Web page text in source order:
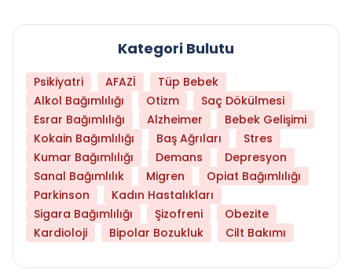
Kategori Bulutu
Psikiyatri AFAZİ
Tüp Bebek
Alkol Bağımlılığı
Otizm
Saç Dökülmesi
Esrar Bağımlılığı
Alzheimer
Bebek Gelişimi
Kokain Bağımlılığı
Baş Ağrıları
Stres
Kumar Bağımlılığı
Demans
Depresyon
Sanal Bağımlılık
Migren
Opiat Bağımlılığı
Parkinson
Kadın Hastalıkları
Sigara Bağımlılığı
Şizofreni
Obezite
Kardioloji
Bipolar Bozukluk Cilt Bakımı